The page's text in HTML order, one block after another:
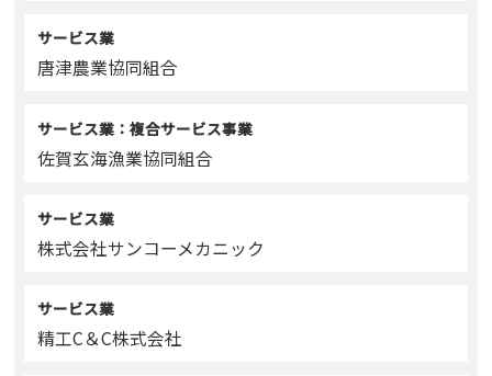
サービス業
唐津農業協同組合
サービス業：複合サービス事業
佐賀玄海漁業協同組合
サービス業
株式会社サンコーメカニック
サービス業
精工C＆C株式会社